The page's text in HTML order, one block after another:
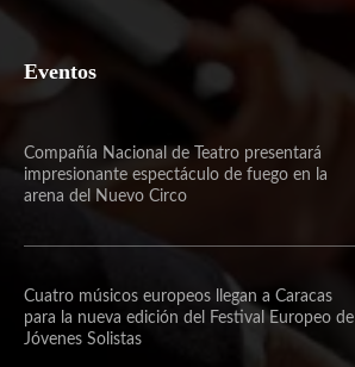
Eventos
Compañía Nacional de Teatro presentará
impresionante espectáculo de fuego en la
arena del Nuevo Circo
Cuatro músicos europeos llegan a Caracas
para la nueva edición del Festival Europeo de
Jóvenes Solistas